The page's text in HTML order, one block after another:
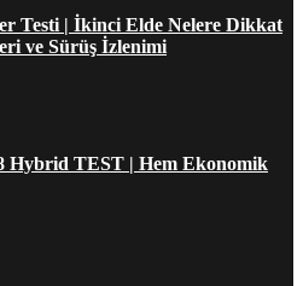
Testi | İkinci Elde Nelere Dikkat
ve Sürüş İzlenimi
Hybrid TEST | Hem Ekonomik